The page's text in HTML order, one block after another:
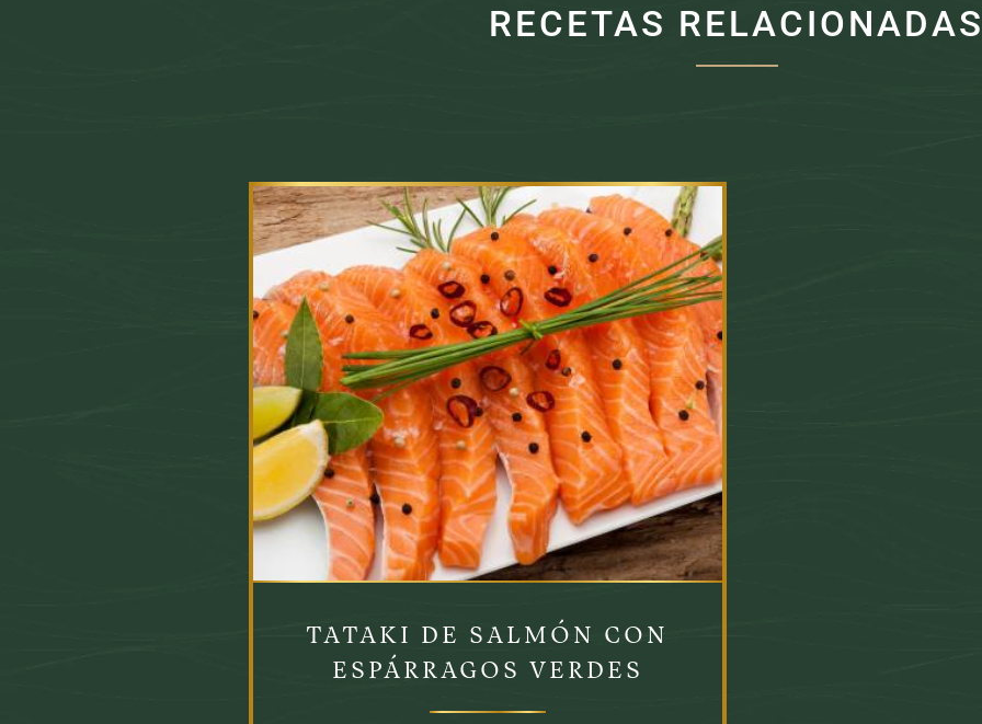
RECETAS
TATAKI DE SALMÓN CON
ESPÁRRAGOS VERDES